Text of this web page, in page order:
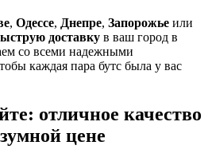
, Одессе, Днепре, Запорожье или
доставку в ваш город в
со всеми надежными
каждая пара бутс была у вас
отличное качество
цене